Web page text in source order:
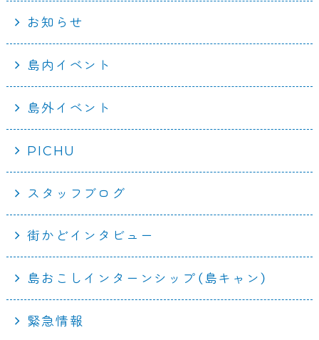
お知らせ
島内イベント
島外イベント
PICHU
スタッフブログ
街かどインタビュー
島おこしインターンシップ（島キャン）
緊急情報